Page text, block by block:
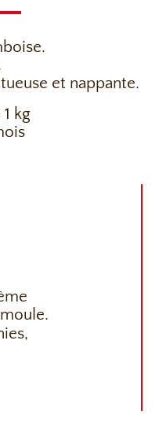
et nappante.
kg